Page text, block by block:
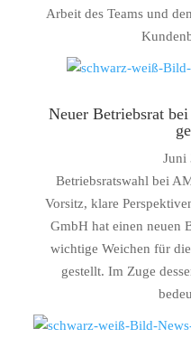
Arbeit des Teams und
Neuer Betriebsrat
Juni
Betriebsratswahl bei
Vorsitz, klare
GmbH hat einen neuen
wichtige Weichen für
gestellt. Im Zuge